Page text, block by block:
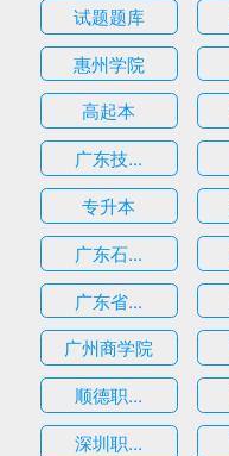
试题题库
惠州学院
高起本
广东技...
专升本
广东石...
广东省...
广州商学院
顺德职...
深圳职...